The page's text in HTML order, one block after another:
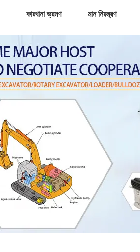
কারখানা ভ্রমণ মান নিয়ন্ত্রণ